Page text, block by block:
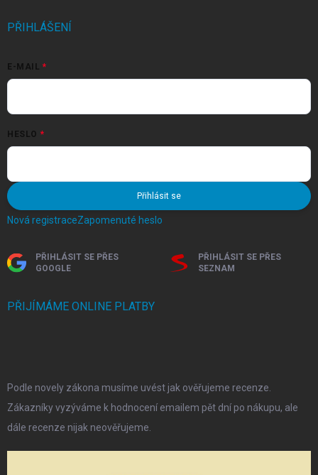
PŘIHLÁŠENÍ
E-MAIL
HESLO
Přihlásit se
Nová registraceZapomenuté heslo
PŘIHLÁSIT SE PŘES
GOOGLE
PŘIHLÁSIT SE PŘES
SEZNAM
PŘIJÍMÁME ONLINE PLATBY
Podle novely zákona musíme uvést jak ověřujeme recenze.
Zákazníky vyzýváme k hodnocení emailem pět dní po nákupu, ale
dále recenze nijak neověřujeme.